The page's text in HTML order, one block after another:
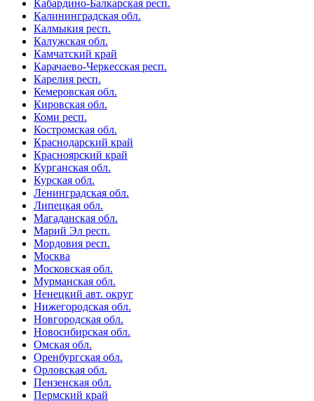
Кабардино-Балкарская респ.
Калининградская обл.
Калмыкия респ.
Калужская обл.
Камчатский край
Карачаево-Черкесская респ.
Карелия респ.
Кемеровская обл.
Кировская обл.
Коми респ.
Костромская обл.
Краснодарский край
Красноярский край
Курганская обл.
Курская обл.
Ленинградская обл.
Липецкая обл.
Магаданская обл.
Марий Эл респ.
Мордовия респ.
Москва
Московская обл.
Мурманская обл.
Ненецкий авт. округ
Нижегородская обл.
Новгородская обл.
Новосибирская обл.
Омская обл.
Оренбургская обл.
Орловская обл.
Пензенская обл.
Пермский край